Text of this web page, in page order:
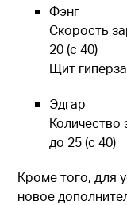
Фэнг
Скорость
20 (с 40)
Щит
Эдгар
Количество
до 25 (с 40)
Кроме того, для
новое